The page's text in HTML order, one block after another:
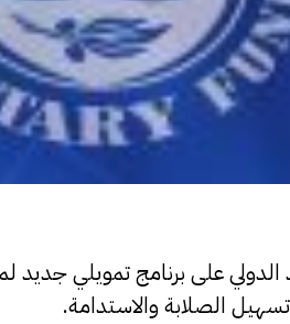
الصلابة والاستدامة.